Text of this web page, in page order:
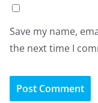
Save my name,
the next time I